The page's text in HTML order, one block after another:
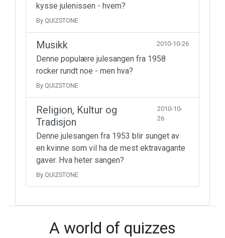
kysse julenissen - hvem?
By QUIZSTONE
Musikk 2010-10-26
Denne populære julesangen fra 1958
rocker rundt noe - men hva?
By QUIZSTONE
Religion, Kultur og
Tradisjon
2010-10-
26
Denne julesangen fra 1953 blir sunget av
en kvinne som vil ha de mest ektravagante
gaver. Hva heter sangen?
By QUIZSTONE
A world of quizzes